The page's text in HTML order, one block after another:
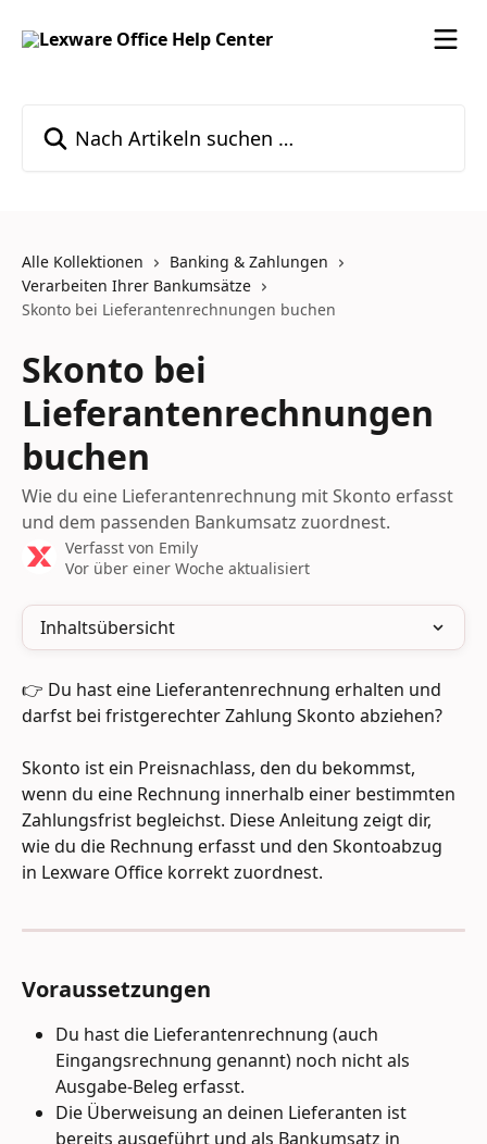
Alle Kollektionen
Banking & Zahlungen
Verarbeiten Ihrer Bankumsätze
Skonto bei Lieferantenrechnungen buchen
Skonto bei
Lieferantenrechnungen
buchen
Wie du eine Lieferantenrechnung mit Skonto erfasst
und dem passenden Bankumsatz zuordnest.
Verfasst von Emily
Vor über einer Woche aktualisiert
Inhaltsübersicht
👉 Du hast eine Lieferantenrechnung erhalten und
darfst bei fristgerechter Zahlung Skonto abziehen?
Skonto ist ein Preisnachlass, den du bekommst,
wenn du eine Rechnung innerhalb einer bestimmten
Zahlungsfrist begleichst. Diese Anleitung zeigt dir,
wie du die Rechnung erfasst und den Skontoabzug
in Lexware Office korrekt zuordnest.
Voraussetzungen
Du hast die Lieferantenrechnung (auch
Eingangsrechnung genannt) noch nicht als
Ausgabe-Beleg erfasst.
Die Überweisung an deinen Lieferanten ist
bereits ausgeführt und als Bankumsatz in